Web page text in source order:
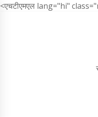
<एचटीएमएल lang="hi"